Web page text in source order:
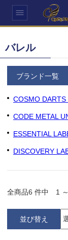
バレル
ブランド一覧
COSMO
CODE METAL
ESSENTIAL
DISCOVERY
全商品6 件中 1 ～
並び替え